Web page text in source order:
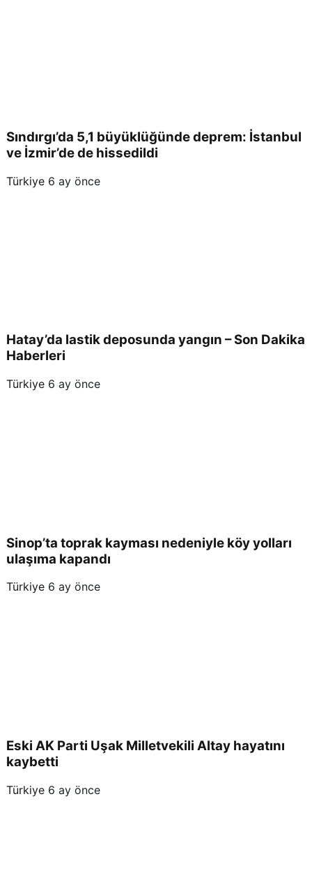
Sındırgı’da 5,1 büyüklüğünde deprem: İstanbul
ve İzmir’de de hissedildi
Türkiye 6 ay önce
Hatay’da lastik deposunda yangın – Son Dakika
Haberleri
Türkiye 6 ay önce
Sinop’ta toprak kayması nedeniyle köy yolları
ulaşıma kapandı
Türkiye 6 ay önce
Eski AK Parti Uşak Milletvekili Altay hayatını
kaybetti
Türkiye 6 ay önce